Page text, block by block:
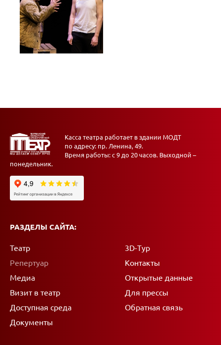
Касса театра работает в здании МОДТ
по адресу: пр. Ленина, 49.
Время работы: с 9 до 20 часов. Выходной –
понедельник.
РАЗДЕЛЫ САЙТА:
Театр
Репертуар
Медиа
Визит в театр
Доступная среда
Документы
3D-Тур
Контакты
Открытые данные
Для прессы
Обратная связь